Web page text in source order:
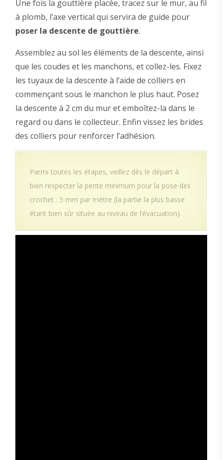
Une fois la gouttière placée, tracez sur le mur, au fil
à plomb, l’axe vertical qui servira de guide pour
poser la descente de gouttière.
Assemblez au sol les éléments de la descente, ainsi
que les coudes et les manchons, et collez-les. Fixez
les tuyaux de la descente à l’aide de colliers en
commençant sous le manchon le plus haut. Posez
la descente à 2 cm du mur et emboîtez-la dans le
regard ou dans le collecteur. Enfin vissez les brides
des colliers pour renforcer l’adhésion.
Parmi toutes les étapes, veillez dès le départ à
bien respecter la pente minimum pour la pose des
crochet : 5 mm par mètre (la partie la plus basse
étant bien sûr située au niveau de l’évacuation).